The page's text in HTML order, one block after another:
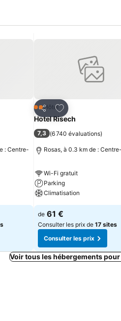
: Centre-
Partager
Ajouter à mes
2 Étoiles
Hôtel
Hotel Risech
7,3 (6 740 évaluations)
Rosas, à 0.3 km de :
Wi-Fi gratuit
Parking
Climatisation
de 61 €
Consulter les prix de 17 sites
Consulter les prix
Voir tous les hébergements pour